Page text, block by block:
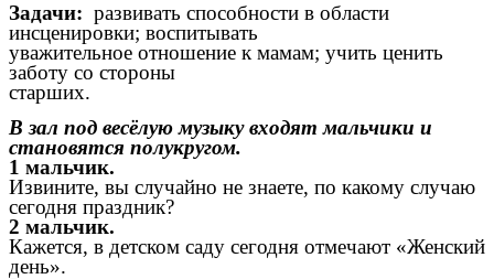
Задачи: развивать способности в области
инсценировки; воспитывать
уважительное отношение к мамам; учить ценить
заботу со стороны
старших.
В зал под весёлую музыку входят мальчики и
становятся полукругом.
1 мальчик.
Извините, вы случайно не знаете, по какому случаю
сегодня праздник?
2 мальчик.
Кажется, в детском саду сегодня отмечают «Женский
день».